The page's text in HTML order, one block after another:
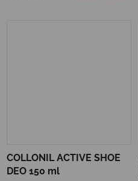
COLLONIL ACTIVE SHOE
DEO 150 ml